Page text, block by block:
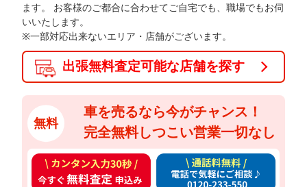
ます。
お客様のご都合に合わせてご自宅でも、職場でもお伺
いいたします。
※一部対応出来ないエリア・店舗がございます。
出張無料査定可能な店舗を探す
無料
車を売るなら今がチャンス！
完全無料しつこい営業一切なし
カ
ン
通